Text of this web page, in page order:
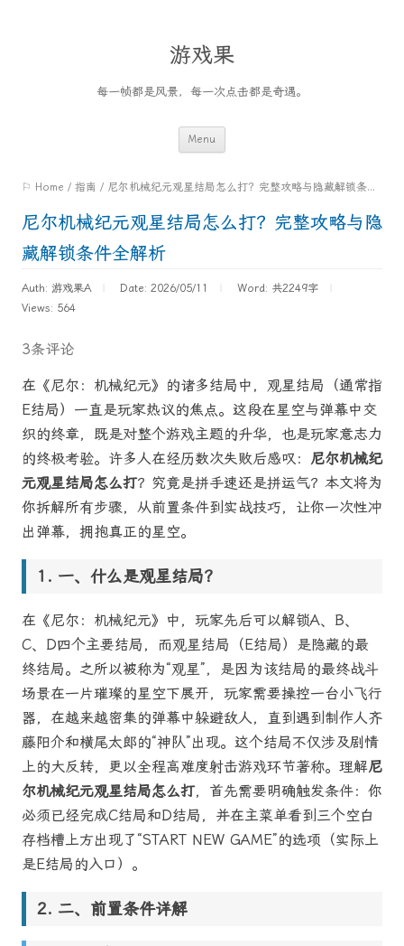
游戏果
每一帧都是风景，每一次点击都是奇遇。
Menu
content
⚐ Home / 指南 / 尼尔机械纪元观星结局怎么打？完整攻略与隐藏解锁条件全解析
尼尔机械纪元观星结局怎么打？完整攻略与隐
藏解锁条件全解析
Auth: 游戏果A Date: 2026/05/11 Word: 共2249字
Views: 564
3条评论
在《尼尔：机械纪元》的诸多结局中，观星结局（通常指
E结局）一直是玩家热议的焦点。这段在星空与弹幕中交
织的终章，既是对整个游戏主题的升华，也是玩家意志力
的终极考验。许多人在经历数次失败后感叹： 尼尔机械纪
元观星结局怎么打？究竟是拼手速还是拼运气？本文将为
你拆解所有步骤，从前置条件到实战技巧，让你一次性冲
出弹幕，拥抱真正的星空。
一、什么是观星结局？
在《尼尔：机械纪元》中，玩家先后可以解锁A、B、
C、D四个主要结局，而观星结局（E结局）是隐藏的最
终结局。之所以被称为“观星”，是因为该结局的最终战斗
场景在一片璀璨的星空下展开，玩家需要操控一台小飞行
器，在越来越密集的弹幕中躲避敌人，直到遇到制作人齐
藤阳介和横尾太郎的“神队”出现。这个结局不仅涉及剧情
上的大反转，更以全程高难度射击游戏环节著称。理解尼
尔机械纪元观星结局怎么打，首先需要明确触发条件：你
必须已经完成C结局和D结局，并在主菜单看到三个空白
存档槽上方出现了“START NEW GAME”的选项（实际上
是E结局的入口）。
二、前置条件详解